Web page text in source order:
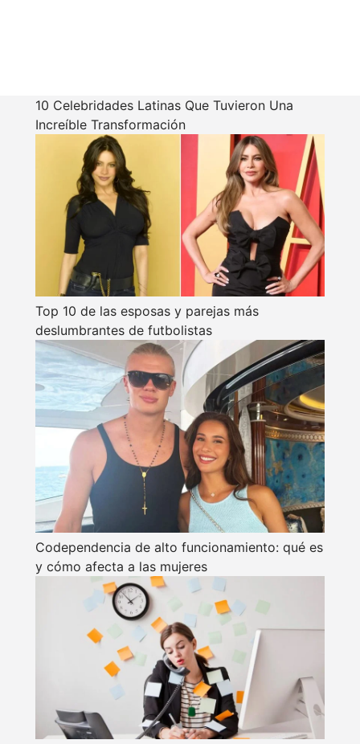
10 Celebridades Latinas Que Tuvieron Una
Increíble Transformación
Top 10 de las esposas y parejas más
deslumbrantes de futbolistas
Codependencia de alto funcionamiento: qué es
y cómo afecta a las mujeres